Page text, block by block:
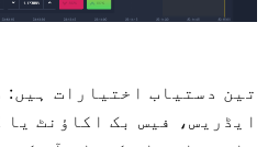
تین دستیاب اختیارات
ایڈریس، فیس بک اکاؤنٹ